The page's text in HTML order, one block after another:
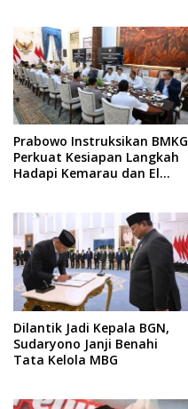
Prabowo Instruksikan BMKG
Perkuat Kesiapan Langkah
Hadapi Kemarau dan El
Dilantik Jadi Kepala BGN,
Sudaryono Janji Benahi
Tata Kelola MBG